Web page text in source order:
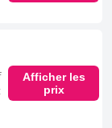
Afficher les
prix